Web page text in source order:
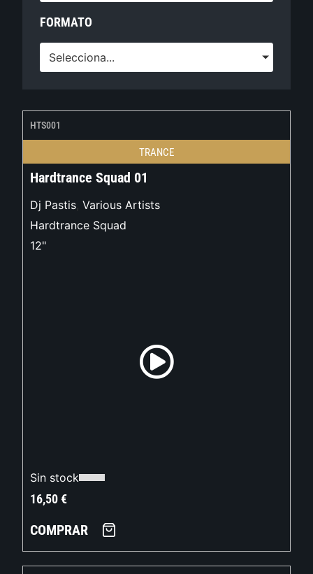
FORMATO
Selecciona...
HTS001
TRANCE
Hardtrance Squad 01
Dj Pastis, Various Artists
Hardtrance Squad
12"
Sin stock
16,50€
COMPRAR